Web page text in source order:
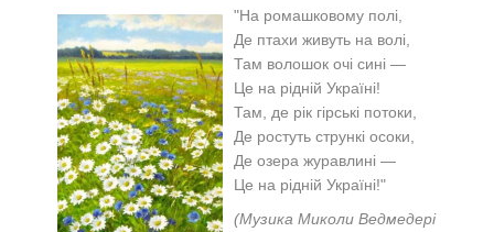
"На ромашковому полі,
Де птахи живуть на волі,
Там волошок очі сині —
Це на рідній Україні!
Там, де рік гірські потоки,
Де ростуть стрункі осоки,
Де озера журавлині —
Це на рідній Україні!"
(Музика Миколи Ведмедері